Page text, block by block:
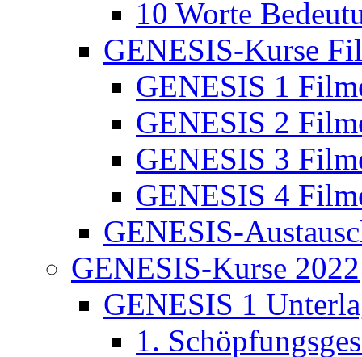
10 Worte
GENESIS-Kurse
GENESIS 1
GENESIS 2
GENESIS 3
GENESIS 4
GENESIS-
GENESIS-Kurse 2022
GENESIS 1
1.